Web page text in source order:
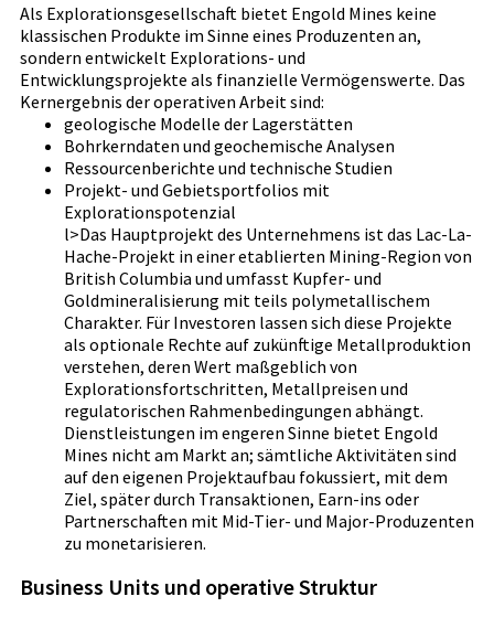
Als Explorationsgesellschaft bietet Engold Mines keine
klassischen Produkte im Sinne eines Produzenten an,
sondern entwickelt Explorations- und
Entwicklungsprojekte als finanzielle Vermögenswerte. Das
Kernergebnis der operativen Arbeit sind:
geologische Modelle der Lagerstätten
Bohrkerndaten und geochemische Analysen
Ressourcenberichte und technische Studien
Projekt- und Gebietsportfolios mit
Explorationspotenzial
l>Das Hauptprojekt des Unternehmens ist das Lac-La-
Hache-Projekt in einer etablierten Mining-Region von
British Columbia und umfasst Kupfer- und
Goldmineralisierung mit teils polymetallischem
Charakter. Für Investoren lassen sich diese Projekte
als optionale Rechte auf zukünftige Metallproduktion
verstehen, deren Wert maßgeblich von
Explorationsfortschritten, Metallpreisen und
regulatorischen Rahmenbedingungen abhängt.
Dienstleistungen im engeren Sinne bietet Engold
Mines nicht am Markt an; sämtliche Aktivitäten sind
auf den eigenen Projektaufbau fokussiert, mit dem
Ziel, später durch Transaktionen, Earn-ins oder
Partnerschaften mit Mid-Tier- und Major-Produzenten
zu monetarisieren.
Business Units und operative Struktur